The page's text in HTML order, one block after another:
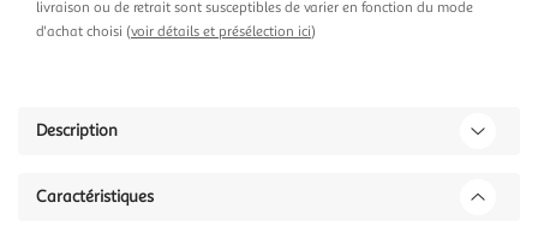
livraison ou de retrait sont susceptibles de varier en fonction du mode
d'achat choisi (voir détails et présélection ici)
Description
Caractéristiques